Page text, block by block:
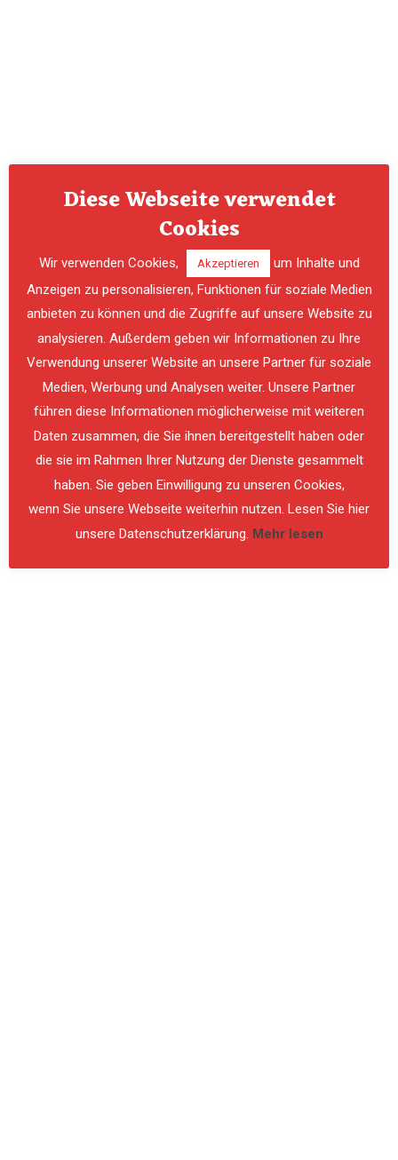
PREVIOUS
Diese Webseite verwendet
Cookies
Wir verwenden Cookies, Akzeptieren
um Inhalte und
Anzeigen zu personalisieren, Funktionen für soziale Medien
anbieten zu können und die Zugriffe auf unsere Website zu
analysieren. Außerdem geben wir Informationen zu Ihre
Verwendung unserer Website an unsere Partner für soziale
Medien, Werbung und Analysen weiter. Unsere Partner
führen diese Informationen möglicherweise mit weiteren
Daten zusammen, die Sie ihnen bereitgestellt haben oder
die sie im Rahmen Ihrer Nutzung der Dienste gesammelt
haben. Sie geben Einwilligung zu unseren Cookies,
wenn Sie unsere Webseite weiterhin nutzen. Lesen Sie hier
unsere Datenschutzerklärung. Mehr lesen